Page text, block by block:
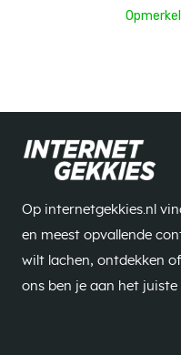
Op internetgekkies.nl
en meest opvallende
wilt lachen, ontdekken
ons ben je aan het juiste